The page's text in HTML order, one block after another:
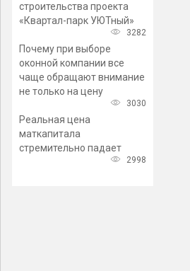
строительства проекта
«Квартал-парк УЮТный»
3282
Почему при выборе
оконной компании все
чаще обращают внимание
не только на цену
3030
Реальная цена
маткапитала
стремительно падает
2998